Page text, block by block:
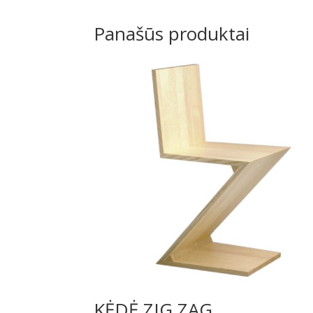
Panašūs produktai